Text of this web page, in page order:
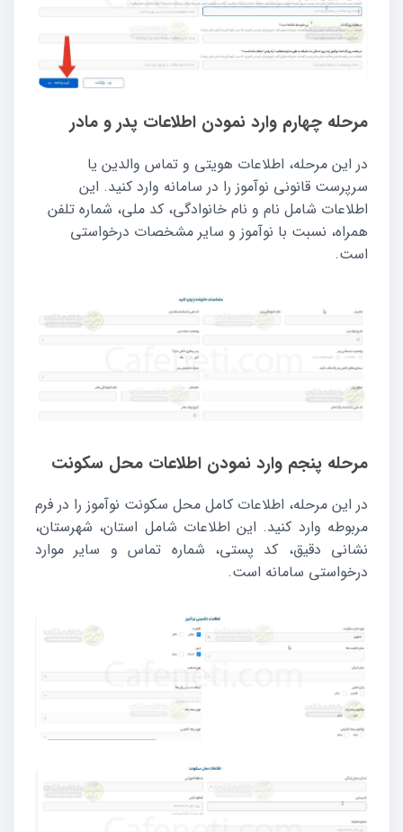
مرحله چهارم وارد نمودن اطلاعات پدر و مادر
در این مرحله، اطلاعات هویتی و تماس والدین یا
سرپرست قانونی نوآموز را در سامانه وارد کنید. این
اطلاعات شامل نام و نام خانوادگی، کد ملی، شماره تلفن
همراه، نسبت با نوآموز و سایر مشخصات درخواستی
است.
مرحله پنجم وارد نمودن اطلاعات محل سکونت
در این مرحله، اطلاعات کامل محل سکونت نوآموز را در فرم
مربوطه وارد کنید. این اطلاعات شامل استان، شهرستان،
نشانی دقیق، کد پستی، شماره تماس و سایر موارد
درخواستی سامانه است.